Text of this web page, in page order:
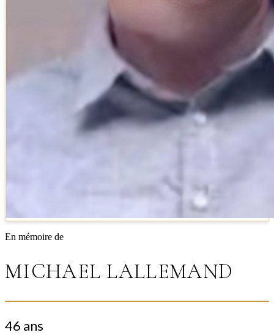
En mémoire de
MICHAEL LALLEMAND
46 ans